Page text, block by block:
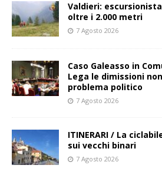
Valdieri:
oltre i 2.000 metri
7 Agosto 2026
Caso Galeasso in
Lega le dimissioni
problema politico
7 Agosto 2026
ITINERARI / La
sui vecchi binari
7 Agosto 2026